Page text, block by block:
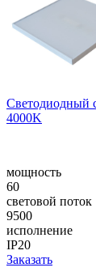
Светодиодный
4000K
мощность
60
световой поток
9500
исполнение
IP20
Заказать